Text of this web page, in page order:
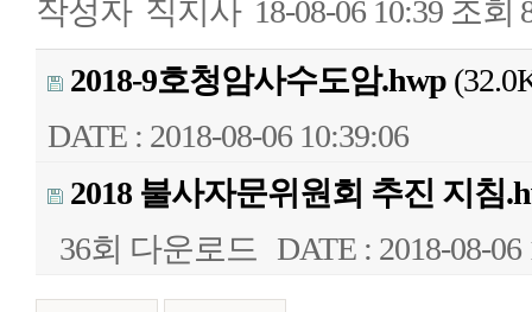
작성자 직지사 18-08-06 10:39 조회
2018-9호청암사수도암.hwp
DATE : 2018-08-06 10:39:06
2018 불사자문위원회 추진 지침
36회 다운로드 DATE : 2018-08-06